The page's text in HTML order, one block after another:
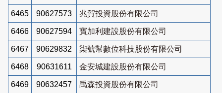
6465 90627573 兆賀投資股份有限公司
6466 90627594 寶加利建設股份有限公司
6467 90629832 柒號幫數位科技股份有限公司
6468 90631611 金安城建設股份有限公司
6469 90632457 禹森投資股份有限公司